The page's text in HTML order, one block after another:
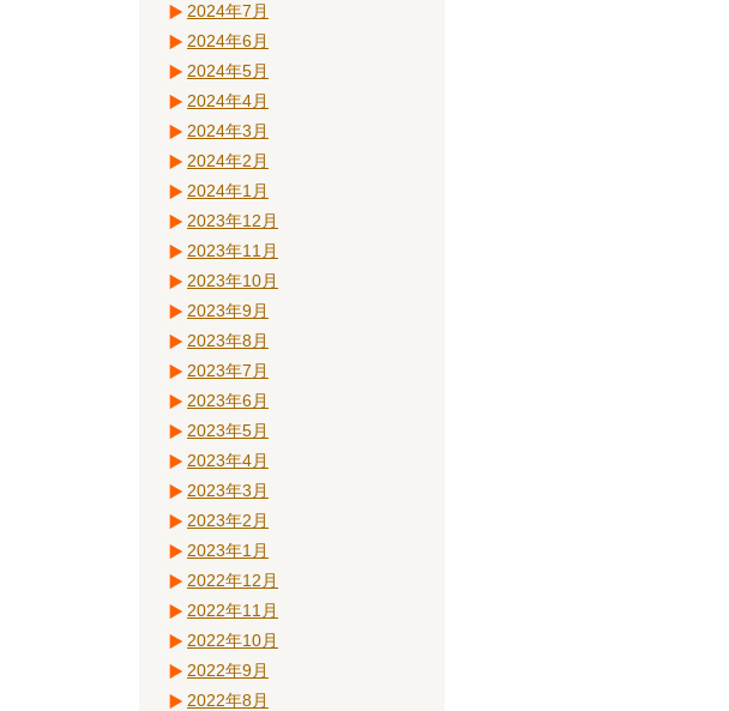
2024年7月
2024年6月
2024年5月
2024年4月
2024年3月
2024年2月
2024年1月
2023年12月
2023年11月
2023年10月
2023年9月
2023年8月
2023年7月
2023年6月
2023年5月
2023年4月
2023年3月
2023年2月
2023年1月
2022年12月
2022年11月
2022年10月
2022年9月
2022年8月